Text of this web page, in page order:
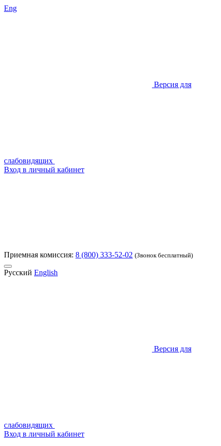
Eng
Версия для
слабовидящих
Вход в личный кабинет
Приемная комиссия: 8 (800) 333-52-02 (Звонок бесплатный)
Русский English
Версия для
слабовидящих
Вход в личный кабинет